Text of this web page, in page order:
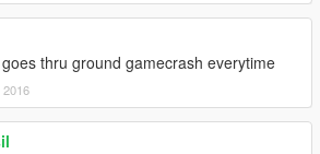
thru ground gamecrash everytime
2016